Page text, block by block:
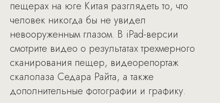
пещерах на юге Китая разглядеть то, что
человек никогда бы не увидел
невооруженным глазом. В iPad-версии
смотрите видео о результатах трехмерного
сканирования пещер, видеорепортаж
скалолаза Седара Райта, а также
дополнительные фотографии и графику.